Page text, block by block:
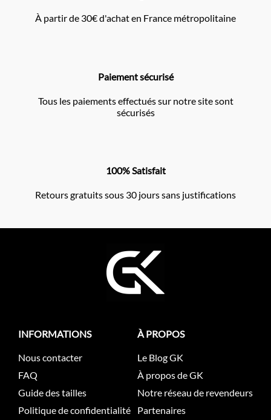
À partir de 30€ d'achat en France métropolitaine
Paiement sécurisé
Tous les paiements effectués sur notre site sont
sécurisés
100% Satisfait
Retours gratuits sous 30 jours sans justifications
INFORMATIONS
Nous contacter
FAQ
Guide des tailles
Politique de confidentialité
À PROPOS
Le Blog GK
À propos de GK
Notre réseau de revendeurs
Partenaires